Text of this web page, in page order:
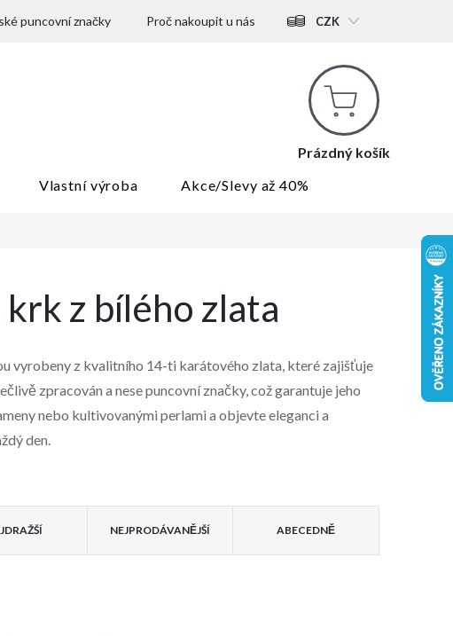
puncovní značky Proč nakoupit u nás CZK
Nákupní
košík
Prázdný košík
Vlastní výroba Akce/Slevy až 40%
z bílého zlata
vyrobeny z kvalitního 14-ti karátového zlata, které zajišťuje
zpracován a nese puncovní značky, což garantuje jeho
nebo kultivovanými perlami a objevte eleganci a
den.
NEJPRODÁVANĚJŠÍ ABECEDNĚ